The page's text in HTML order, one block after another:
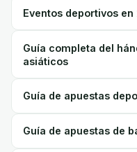
Eventos deportivos en
Guía completa del
asiáticos
Guía de apuestas
Guía de apuestas de